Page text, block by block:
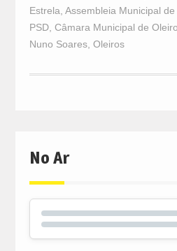
Estrela Assembleia Municipal
PSD, Câmara Municipal de
Nuno Soares, Oleiros
No Ar